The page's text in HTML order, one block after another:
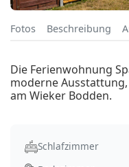
Fotos Beschreibung
Die Ferienwohnung
moderne
am Wieker Bodden.
Schlafzimmer